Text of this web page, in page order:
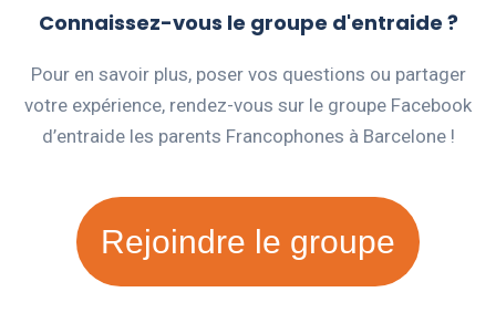
Connaissez-vous le groupe d'entraide ?
Pour en savoir plus, poser vos questions ou partager
votre expérience, rendez-vous sur le groupe Facebook
d’entraide les parents Francophones à Barcelone !
Rejoindre le groupe